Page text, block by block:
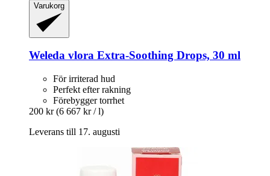
Varukorg
Weleda vlora Extra-​Soothing Drops, 30 ml
För irriterad hud
Perfekt efter rakning
Förebygger torrhet
200 kr (6 667 kr / l)
Leverans till 17. augusti